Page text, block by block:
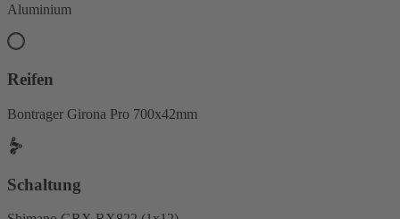
Aluminium
Reifen
Bontrager Girona Pro 700x42mm
Schaltung